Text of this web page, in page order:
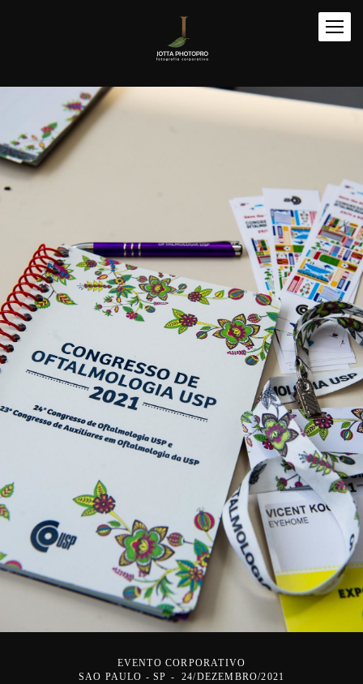
EVENTO CORPORATIVO
SAO PAULO - SP
24/DEZEMBRO/2021